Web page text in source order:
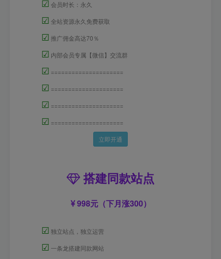
☑ 会员时长：永久
☑ 全站资源永久免费获取
☑ 推广佣金高达70％
☑ 内部会员专属【微信】交流群
☑ =====================
☑ =====================
☑ =====================
☑ =====================
立即开通
搭建同款站点
998元（下月涨300）
☑ 独立站点，独立运营
☑ 一条龙搭建同款网站